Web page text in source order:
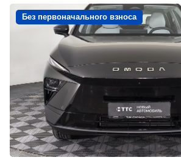
Без первоначального взноса